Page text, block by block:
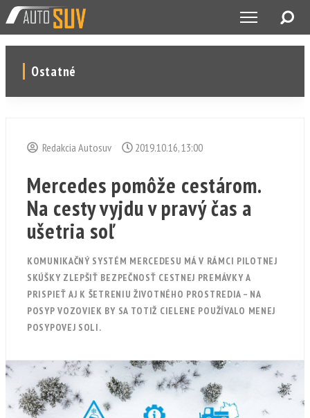
Ostatné
Redakcia Autosuv 2019.10.16, 13:00
Mercedes pomôže cestárom.
Na cesty vyjdu v pravý čas a
ušetria soľ
KOMUNIKAČNÝ SYSTÉM MERCEDESU MÁ V RÁMCI PILOTNEJ
SKÚŠKY ZLEPŠIŤ BEZPEČNOSŤ CESTNEJ PREMÁVKY A
PRISPIEŤ AJ K ŠETRENIU ŽIVOTNÉHO PROSTREDIA – NA
POSYP VOZOVIEK BY SA TOTIŽ CIELENE POUŽÍVALO MENEJ
POSYPOVEJ SOLI.